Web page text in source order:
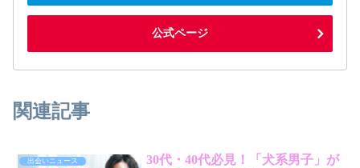
公式ページ
関連記事
出会いニュース
30代・40代必見！「犬系男子」が